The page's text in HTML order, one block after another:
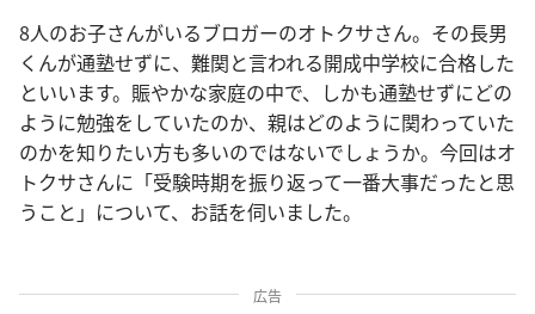
8人のお子さんがいるブロガーのオトクサさん。その長男
くんが通塾せずに、難関と言われる開成中学校に合格した
といいます。賑やかな家庭の中で、しかも通塾せずにどの
ように勉強をしていたのか、親はどのように関わっていた
のかを知りたい方も多いのではないでしょうか。今回はオ
トクサさんに「受験時期を振り返って一番大事だったと思
うこと」について、お話を伺いました。
広告